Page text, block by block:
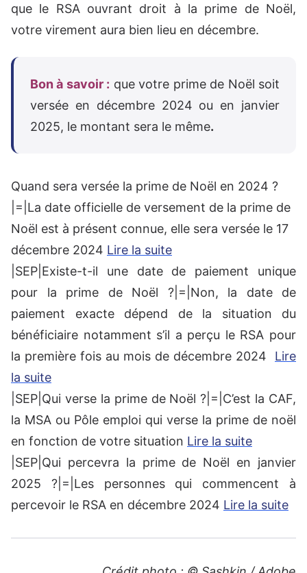
que le RSA ouvrant droit à la prime de Noël,
votre virement aura bien lieu en décembre.
Bon à savoir : que votre prime de Noël soit
versée en décembre 2024 ou en janvier
2025, le montant sera le même.
Quand sera versée la prime de Noël en 2024 ?
|=|La date officielle de versement de la prime de
Noël est à présent connue, elle sera versée le 17
décembre 2024 Lire la suite
|SEP|Existe-t-il une date de paiement unique
pour la prime de Noël ?|=|Non, la date de
paiement exacte dépend de la situation du
bénéficiaire notamment s’il a perçu le RSA pour
la première fois au mois de décembre 2024 Lire
la suite
|SEP|Qui verse la prime de Noël ?|=|C’est la CAF,
la MSA ou Pôle emploi qui verse la prime de noël
en fonction de votre situation Lire la suite
|SEP|Qui percevra la prime de Noël en janvier
2025 ?|=|Les personnes qui commencent à
percevoir le RSA en décembre 2024 Lire la suite